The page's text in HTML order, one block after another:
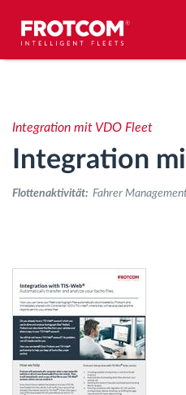
Driving behavior analysis
Remote Tacho Download
Access control
Fuel management
Integration mit VDO Fleet
Integration
Flottenaktivität: Fahrer